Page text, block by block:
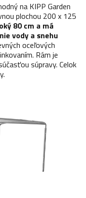
na KIPP Garden
plochou 200 x 125
80 cm a má
vody a snehu
oceľových
Rám je
súpravy. Celok